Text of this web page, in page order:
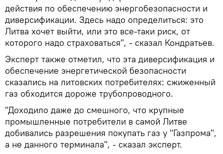
действия по обеспечению энергобезопасности и
диверсификации. Здесь надо определиться: это
Литва хочет выйти, или это все-таки риск, от
которого надо страховаться", - сказал Кондратьев.
Эксперт также отметил, что эта диверсификация и
обеспечение энергетической безопасности
сказались на литовских потребителях: сжиженный
газ обходится дороже трубопроводного.
"Доходило даже до смешного, что крупные
промышленные потребители в самой Литве
добивались разрешения покупать газ у "Газпрома",
а не данного терминала", - сказал эксперт.